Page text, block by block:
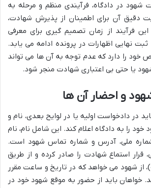
شهود در دادگاه، فرآیندی منظم و مرحله به
دقیق آن برای اطمینان از پذیرش شهادت،
این فرآیند از زمان تصمیم گیری برای معرفی
نهایی اظهارات در پرونده ادامه می یابد.
خود را دارد که عدم توجه به آن ها می تواند
یا حتی بی اعتباری شهادت منجر شود.
و احضار آن ها
در دادخواست اولیه یا در لوایح بعدی، نام و
را به دادگاه اعلام کند. این شامل نام، نام
شماره ملی، آدرس و شماره تماس شهود است.
قرار استماع شهادت را صادر کرده و از طریق
از شهود می خواهد که در تاریخ و ساعت مقرر
خواهان باید از حضور به موقع شهود خود در